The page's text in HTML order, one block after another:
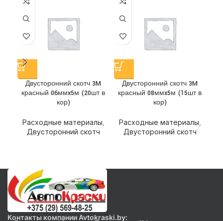
Двусторонний скотч 3M
красный 06ммx5м (20шт в
кор)
Расходные материалы
Двусторонний скотч
Двусторонний скотч 3M
красный 08ммx5м (15шт в
кор)
Расходные материалы
Двусторонний скотч
Контакты компании Avtokraski.by: